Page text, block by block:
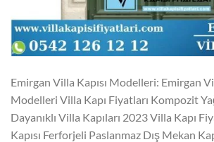
Emirgan Villa Kapısı Modelleri: Emirgan
Modelleri Villa Kapı Fiyatları Kompozit
Dayanıklı Villa Kapıları 2023 Villa Kapı
Kapısı Ferforjeli Paslanmaz Dış Mekan